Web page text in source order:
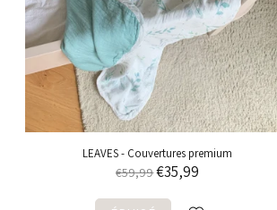
LEAVES - Couvertures premium
€59,99€35,99